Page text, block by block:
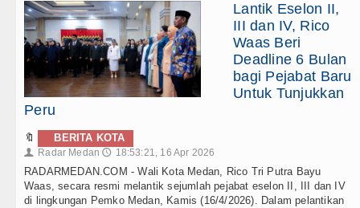
Lantik Eselon II,
III dan IV, Rico
Waas Beri
Deadline 6 Bulan
bagi Pejabat Baru
Untuk Tunjukkan
Peru
🔖 BERITA KOTA
👤 Radar Medan 🕔 18:53:21, 16 Apr 2026
RADARMEDAN.COM - Wali Kota Medan, Rico Tri Putra Bayu
Waas, secara resmi melantik sejumlah pejabat eselon II, III dan IV
di lingkungan Pemko Medan, Kamis (16/4/2026). Dalam pelantikan